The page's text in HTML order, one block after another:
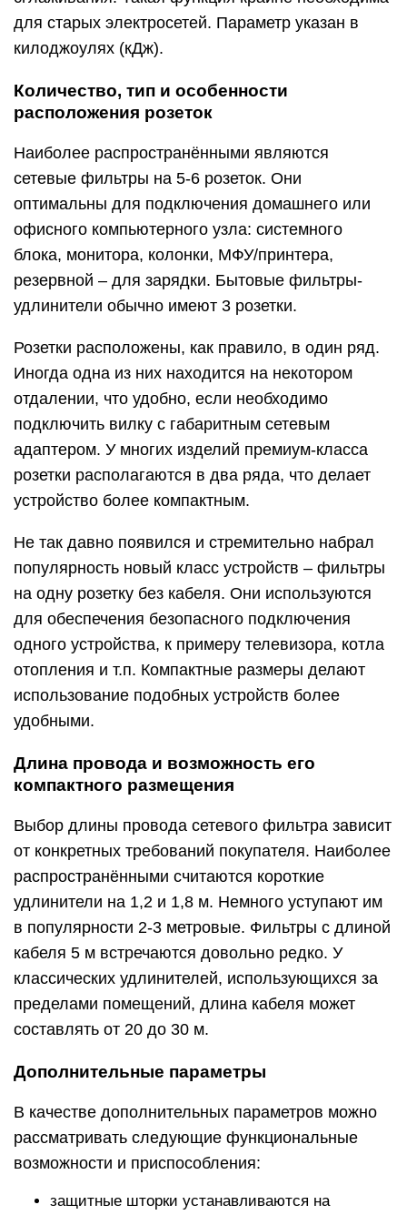
для старых электросетей. Параметр указан в
килоджоулях (кДж).
Количество, тип и особенности
расположения розеток
Наиболее распространёнными являются
сетевые фильтры на 5-6 розеток. Они
оптимальны для подключения домашнего или
офисного компьютерного узла: системного
блока, монитора, колонки, МФУ/принтера,
резервной – для зарядки. Бытовые фильтры-
удлинители обычно имеют 3 розетки.
Розетки расположены, как правило, в один ряд.
Иногда одна из них находится на некотором
отдалении, что удобно, если необходимо
подключить вилку с габаритным сетевым
адаптером. У многих изделий премиум-класса
розетки располагаются в два ряда, что делает
устройство более компактным.
Не так давно появился и стремительно набрал
популярность новый класс устройств – фильтры
на одну розетку без кабеля. Они используются
для обеспечения безопасного подключения
одного устройства, к примеру телевизора, котла
отопления и т.п. Компактные размеры делают
использование подобных устройств более
удобными.
Длина провода и возможность его
компактного размещения
Выбор длины провода сетевого фильтра зависит
от конкретных требований покупателя. Наиболее
распространёнными считаются короткие
удлинители на 1,2 и 1,8 м. Немного уступают им
в популярности 2-3 метровые. Фильтры с длиной
кабеля 5 м встречаются довольно редко. У
классических удлинителей, использующихся за
пределами помещений, длина кабеля может
составлять от 20 до 30 м.
Дополнительные параметры
В качестве дополнительных параметров можно
рассматривать следующие функциональные
возможности и приспособления:
защитные шторки устанавливаются на